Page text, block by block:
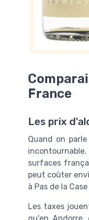
France
Les prix
Quand on
surfaces
peut coûter
à Pas de la
Les taxes
qu'en Andorre,